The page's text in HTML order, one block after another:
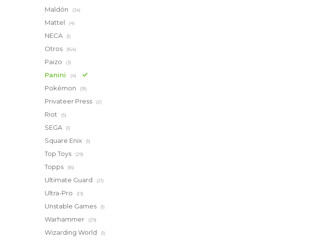
Maldón (34)
Mattel (4)
NECA (1)
Otros (164)
Paizo (3)
Panini (4)
Pokémon (91)
Privateer Press (2)
Riot (5)
SEGA (1)
Square Enix (1)
Top Toys (29)
Topps (16)
Ultimate Guard (21)
Ultra-Pro (13)
Unstable Games (1)
Warhammer (29)
Wizarding World (1)